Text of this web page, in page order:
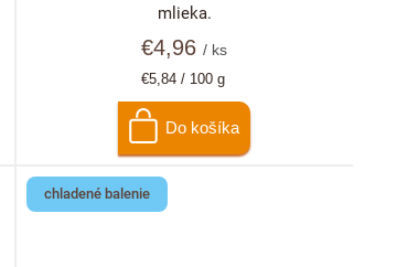
€4,96/ ks
Jednotková
€5,84 / 100 g
Do košíka
mlieka.
chladené balenie